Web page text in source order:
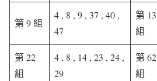
第 9 組
4 , 8 , 9 , 37 , 40 ,
47
第 13
組
第 22
組
4 , 8 , 14 , 23 , 24 ,
29
第 62
組